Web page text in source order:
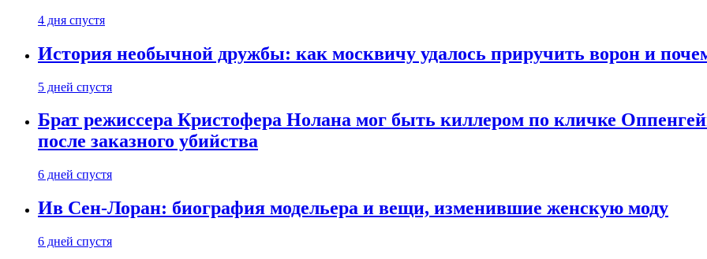
4 дня спустя
История необычной дружбы: как москвичу удалось приручить ворон и
5 дней спустя
Брат режиссера Кристофера Нолана мог быть киллером по кличке
после заказного убийства
6 дней спустя
Ив Сен-Лоран: биография модельера и вещи, изменившие женскую моду
6 дней спустя